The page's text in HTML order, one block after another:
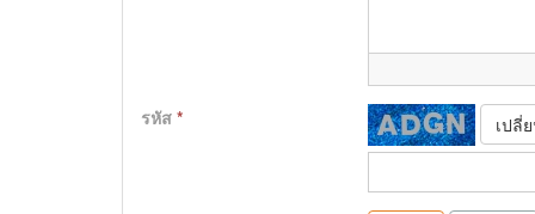
รหัส * เปลี่